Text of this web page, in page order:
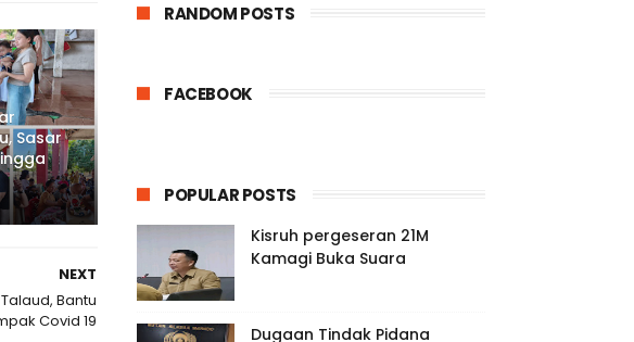
Sasar
NEXT
Bantu
Covid 19
RANDOM POSTS
FACEBOOK
POPULAR POSTS
Kisruh pergeseran 21M
Kamagi Buka Suara
Dugaan Tindak Pidana